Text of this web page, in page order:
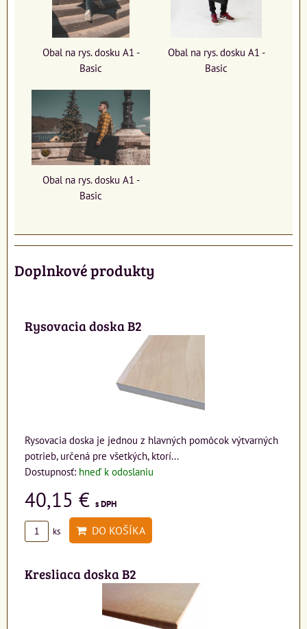
Obal na rys. dosku A1 -
Basic
Obal na rys. dosku A1 -
Basic
Obal na rys. dosku A1 -
Basic
Doplnkové produkty
Rysovacia doska B2
Rysovacia doska je jednou z hlavných pomôcok výtvarných
potrieb, určená pre všetkých, ktorí...
Dostupnosť: hneď k odoslaniu
40,15 € s DPH
ks DO KOŠÍKA
Kresliaca doska B2